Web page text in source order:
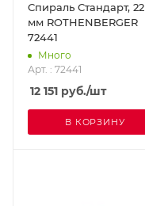
Спираль Стандарт, 22
мм ROTHENBERGER
72441
Много
Арт. : 72441
12 151 руб./шт
В КОРЗИНУ